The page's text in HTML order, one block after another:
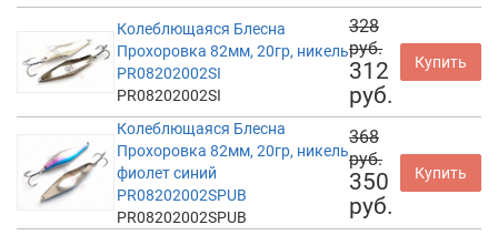
Колеблющаяся Блесна
Прохоровка 82мм, 20гр, никель
PR08202002SI
PR08202002SI
328
руб.
312
руб.
Купить
Колеблющаяся Блесна
Прохоровка 82мм, 20гр, никель
фиолет синий
PR08202002SPUB
PR08202002SPUB
368
руб.
350
руб.
Купить